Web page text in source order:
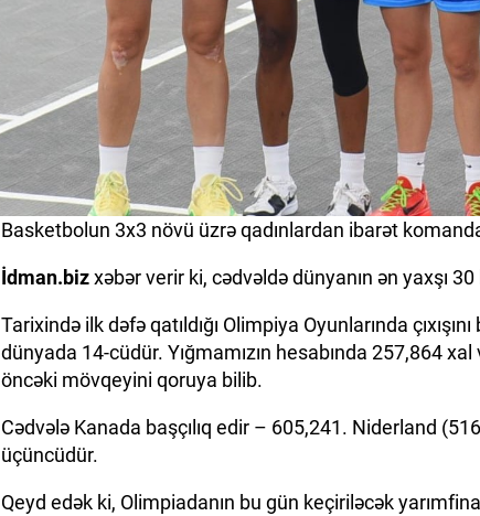
Basketbolun 3x3 növü üzrə qadınlardan ibarət
İdman.bizxəbər verir ki, cədvəldə dünyanın ən yaxşı
Tarixində ilk dəfə qatıldığı Olimpiya Oyunlarında
dünyada 14-cüdür. Yığmamızın hesabında 257,864
öncəki mövqeyini qoruya bilib.
Cədvələ Kanada başçılıq edir – 605,241. Niderland
üçüncüdür.
Qeyd edək ki, Olimpiadanın bu gün keçiriləcək